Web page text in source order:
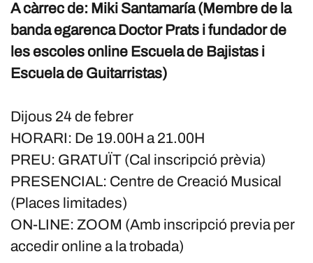
A càrrec de: Miki Santamaría (Membre de la
banda egarenca Doctor Prats i fundador de
les escoles online Escuela de Bajistas i
Escuela de Guitarristas)
Dijous 24 de febrer
HORARI: De 19.00H a 21.00H
PREU: GRATUÏT (Cal inscripció prèvia)
PRESENCIAL: Centre de Creació Musical
(Places limitades)
ON-LINE: ZOOM (Amb inscripció previa per
accedir online a la trobada)